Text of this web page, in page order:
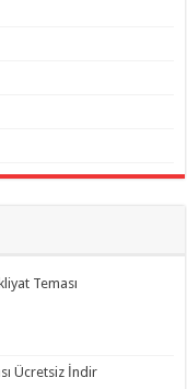
Teması
Ücretsiz İndir